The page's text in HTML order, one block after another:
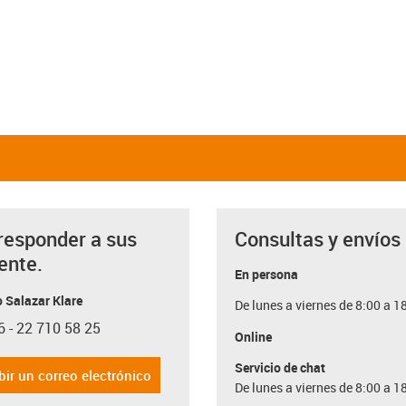
a sus
Salazar Klare
phone
- 22 710 58 25
un correo electrónico
Consultas y envíos
En persona
De lunes a viernes de 8:00 a
Online
Servicio de chat
De lunes a viernes de 8:00 a